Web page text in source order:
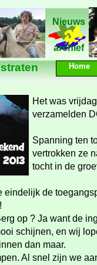
Nieuws
archief
Home
Het was
verzamelden
Spanning ten
vertrokken ze
tocht in de
de
op ? Ja want de
schijnen, en wij
dan maar.
Al snel zijn we